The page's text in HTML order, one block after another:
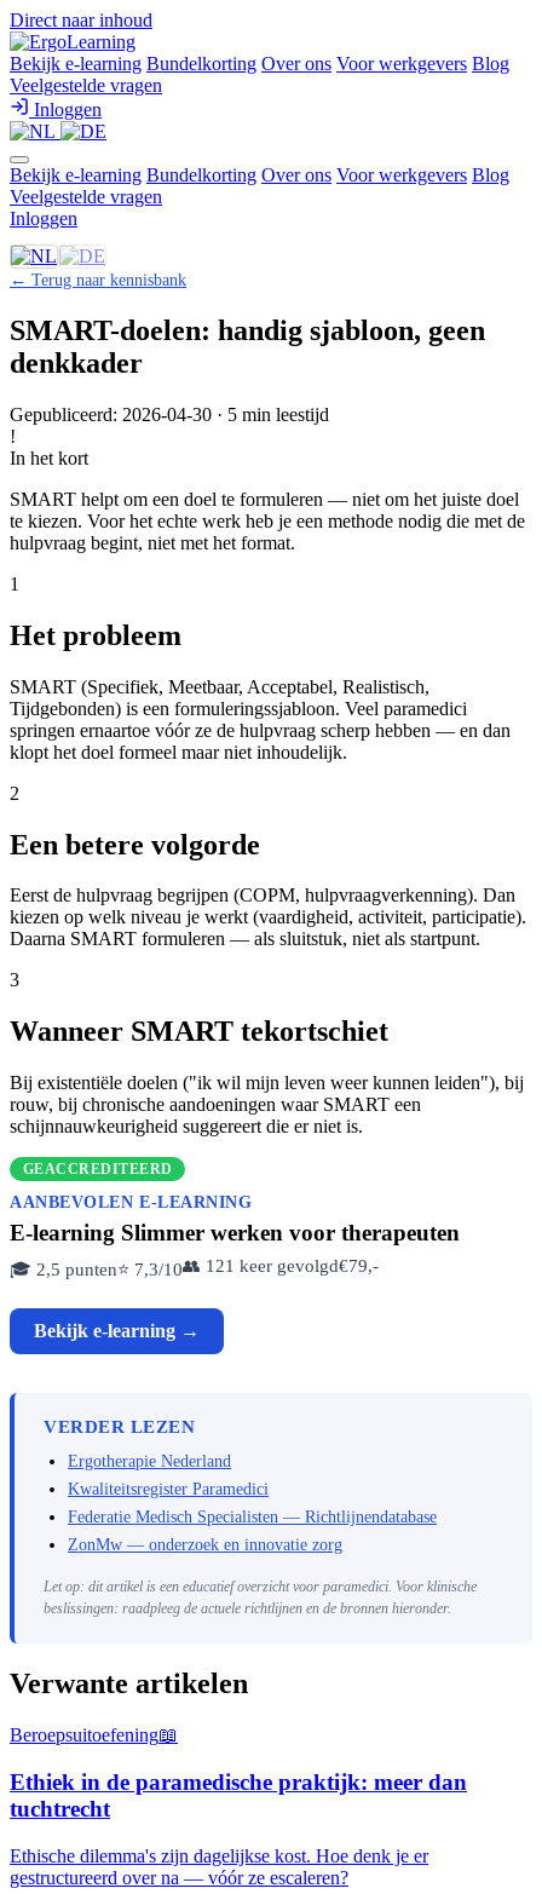
Direct naar inhoud
Bekijk e-learning Bundelkorting Over ons Voor werkgevers Blog
Veelgestelde vragen
Inloggen
Bekijk e-learning Bundelkorting Over ons Voor werkgevers Blog
Veelgestelde vragen
Inloggen
← Terug naar kennisbank
SMART-doelen: handig sjabloon, geen
denkkader
Gepubliceerd: 2026-04-30 · 5 min leestijd
!
In het kort
SMART helpt om een doel te formuleren — niet om het juiste doel
te kiezen. Voor het echte werk heb je een methode nodig die met de
hulpvraag begint, niet met het format.
1
Het probleem
SMART (Specifiek, Meetbaar, Acceptabel, Realistisch,
Tijdgebonden) is een formuleringssjabloon. Veel paramedici
springen ernaartoe vóór ze de hulpvraag scherp hebben — en dan
klopt het doel formeel maar niet inhoudelijk.
2
Een betere volgorde
Eerst de hulpvraag begrijpen (COPM, hulpvraagverkenning). Dan
kiezen op welk niveau je werkt (vaardigheid, activiteit, participatie).
Daarna SMART formuleren — als sluitstuk, niet als startpunt.
3
Wanneer SMART tekortschiet
Bij existentiële doelen ("ik wil mijn leven weer kunnen leiden"), bij
rouw, bij chronische aandoeningen waar SMART een
schijnnauwkeurigheid suggereert die er niet is.
GEACCREDITEERD
AANBEVOLEN E-LEARNING
E-learning Slimmer werken voor therapeuten
🎓 2,5 punten⭐ 7,3/10👥 121 keer gevolgd€79,-
Bekijk e-learning →
VERDER LEZEN
Ergotherapie Nederland
Kwaliteitsregister Paramedici
Federatie Medisch Specialisten — Richtlijnendatabase
ZonMw — onderzoek en innovatie zorg
Let op: dit artikel is een educatief overzicht voor paramedici. Voor klinische
beslissingen: raadpleeg de actuele richtlijnen en de bronnen hieronder.
Verwante artikelen
Beroepsuitoefening📖
Ethiek in de paramedische praktijk: meer dan
tuchtrecht
Ethische dilemma's zijn dagelijkse kost. Hoe denk je er
gestructureerd over na — vóór ze escaleren?